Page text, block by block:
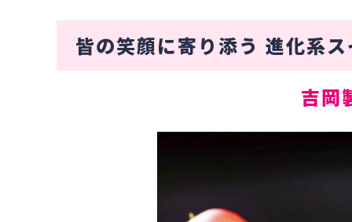
皆の笑顔に寄り添う 進化系
吉岡